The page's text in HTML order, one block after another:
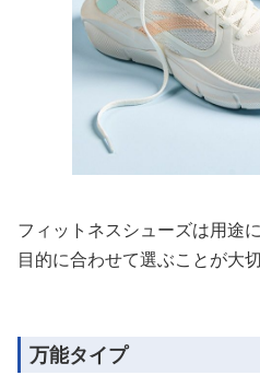
フィットネスシューズは用途
目的に合わせて選ぶことが大切
万能タイプ